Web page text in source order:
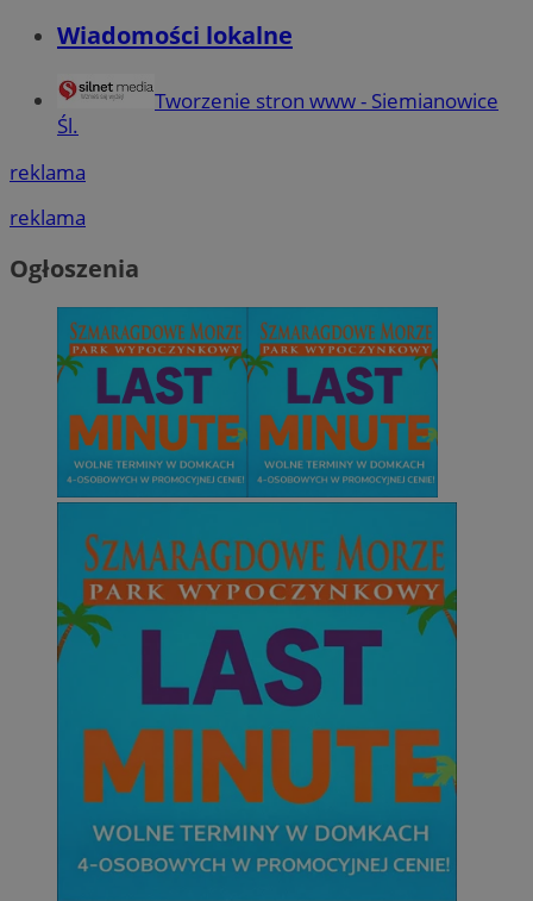
Wiadomości lokalne
Tworzenie stron www - Siemianowice
Śl.
reklama
reklama
Ogłoszenia